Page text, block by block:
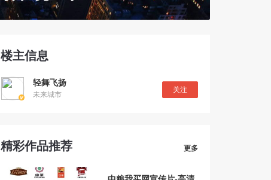
楼主信息
轻舞飞扬
未来城市
关注
精彩作品推荐 更多